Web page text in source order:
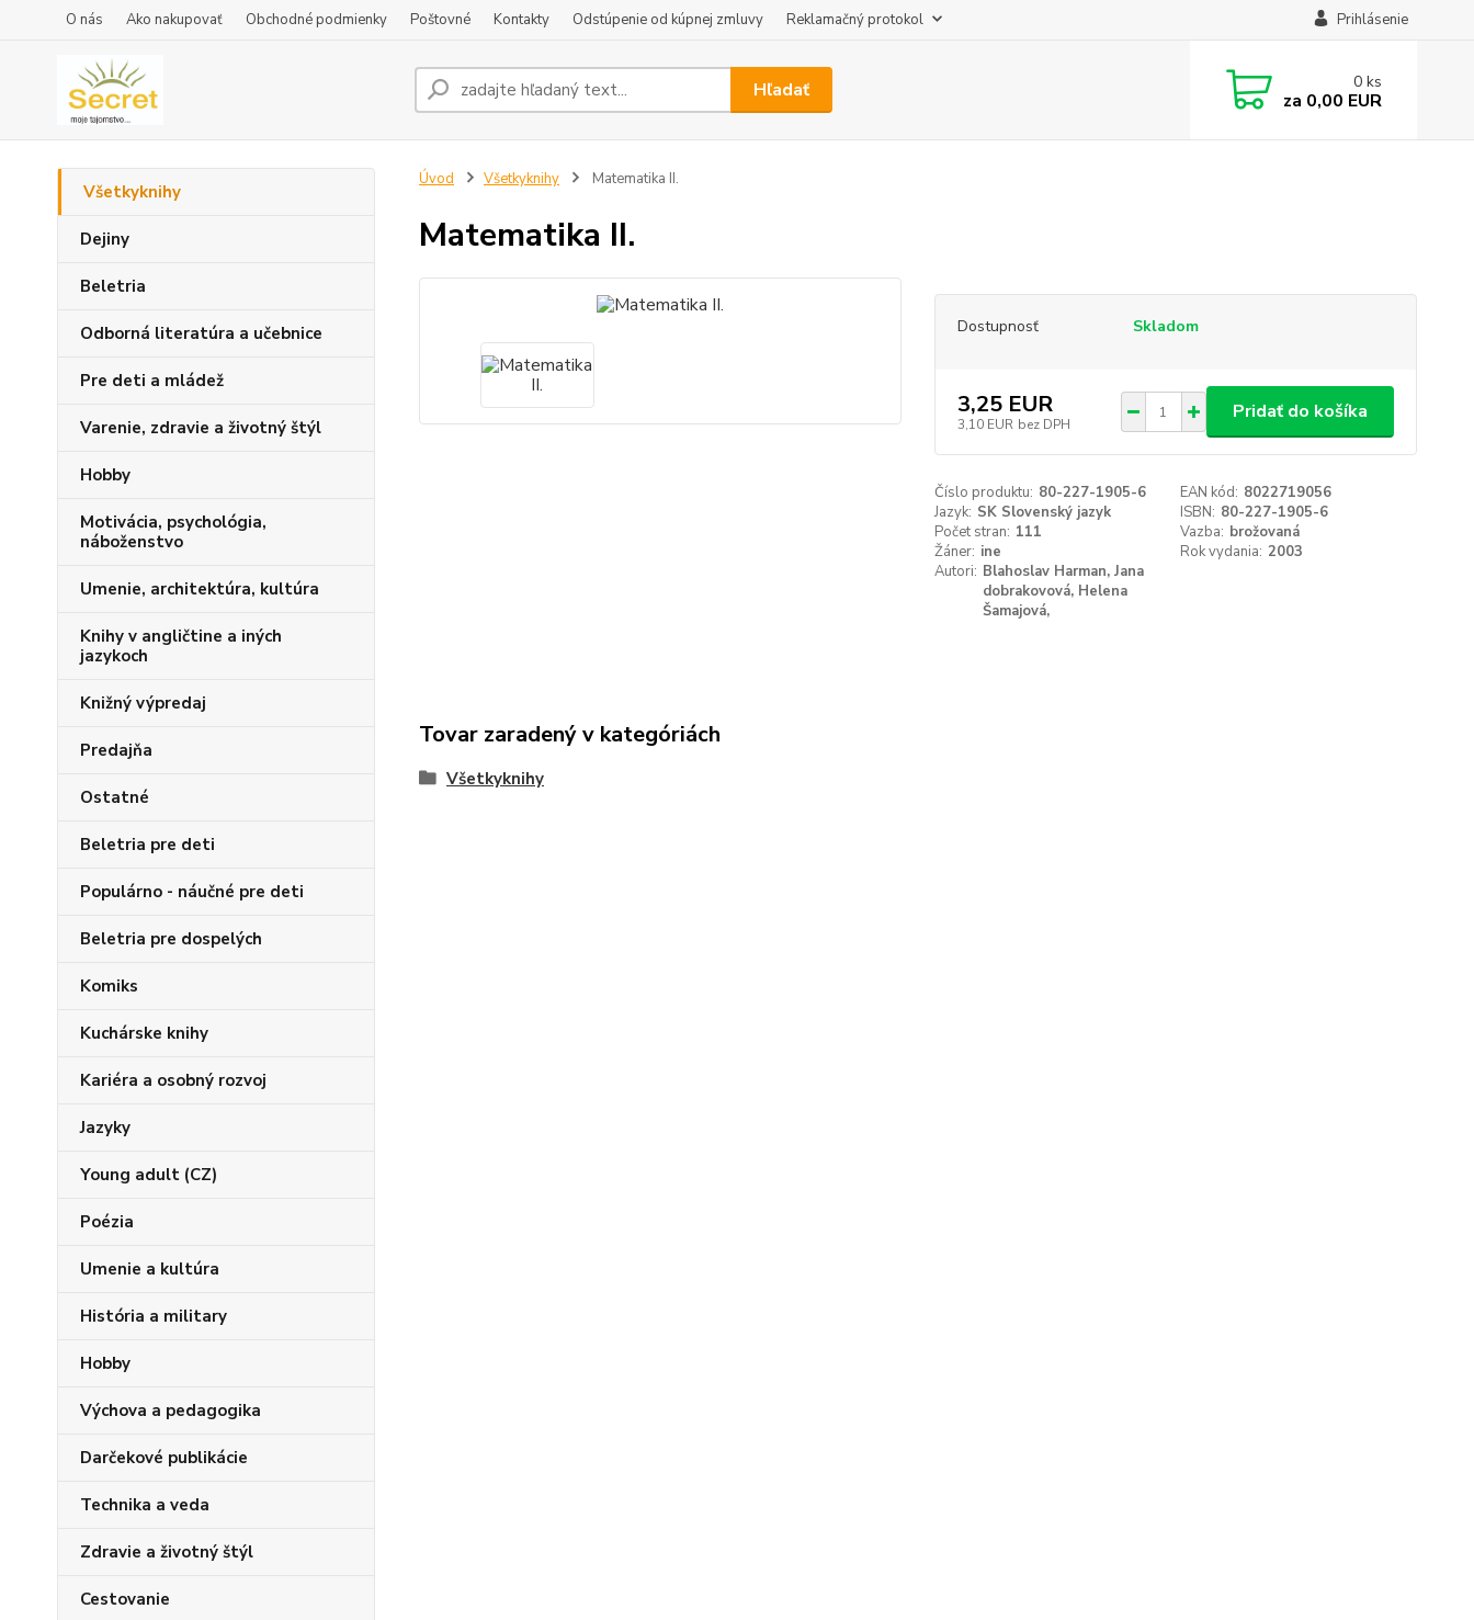
O nás Ako nakupovať Obchodné podmienky Poštovné Kontakty Odstúpenie od kúpnej zmluvy Reklamačný protokol Prihlásenie
Hľadať 0 ks
za 0,00 EUR
Všetkyknihy
Dejiny
Beletria
Odborná literatúra a učebnice
Pre deti a mládež
Varenie, zdravie a životný štýl
Hobby
Motivácia, psychológia,
náboženstvo
Umenie, architektúra, kultúra
Knihy v angličtine a iných
jazykoch
Knižný výpredaj
Predajňa
Ostatné
Beletria pre deti
Populárno - náučné pre deti
Beletria pre dospelých
Komiks
Kuchárske knihy
Kariéra a osobný rozvoj
Jazyky
Young adult (CZ)
Poézia
Umenie a kultúra
História a military
Hobby
Výchova a pedagogika
Darčekové publikácie
Technika a veda
Zdravie a životný štýl
Cestovanie
Úvod Všetkyknihy Matematika II.
Matematika II.
Dostupnosť Skladom
3,25 EUR
3,10 EUR bez DPH
Pridať do košíka
Číslo produktu: 80-227-1905-6 EAN kód: 8022719056
Jazyk: SK Slovenský jazyk ISBN: 80-227-1905-6
Počet stran: 111 Vazba: brožovaná
Žáner: ine Rok vydania: 2003
Autori: Blahoslav Harman, Jana
dobrakovová, Helena
Šamajová,
Tovar zaradený v kategóriách
Všetkyknihy